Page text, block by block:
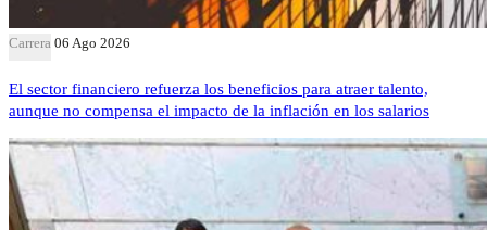
Carrera 06 Ago 2026
El sector financiero refuerza los beneficios para atraer talento,
aunque no compensa el impacto de la inflación en los salarios